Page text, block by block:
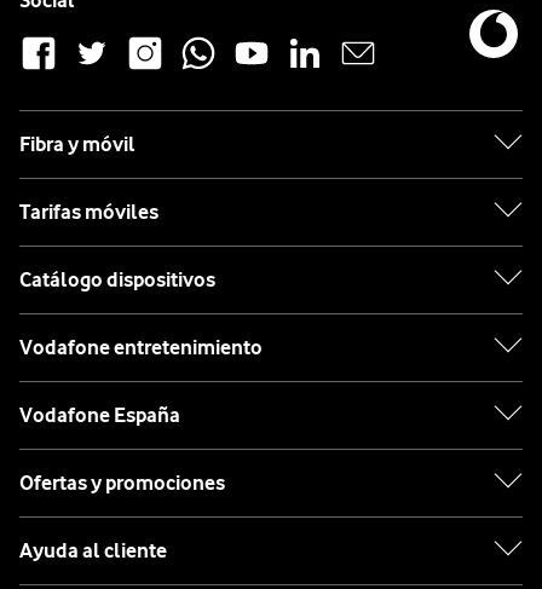
Fibra y móvil
Tarifas móviles
Catálogo dispositivos
Vodafone entretenimiento
Vodafone España
Ofertas y promociones
Ayuda al cliente